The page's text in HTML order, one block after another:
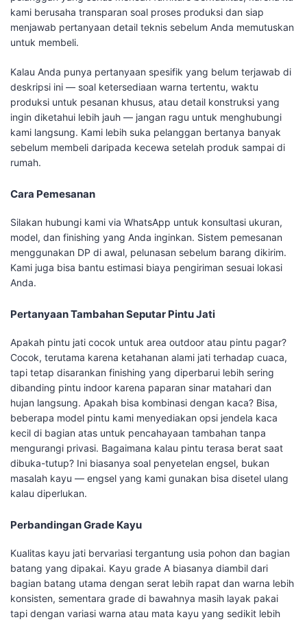
kami berusaha transparan soal proses produksi dan siap
menjawab pertanyaan detail teknis sebelum Anda memutuskan
untuk membeli.
Kalau Anda punya pertanyaan spesifik yang belum terjawab di
deskripsi ini — soal ketersediaan warna tertentu, waktu
produksi untuk pesanan khusus, atau detail konstruksi yang
ingin diketahui lebih jauh — jangan ragu untuk menghubungi
kami langsung. Kami lebih suka pelanggan bertanya banyak
sebelum membeli daripada kecewa setelah produk sampai di
rumah.
Cara Pemesanan
Silakan hubungi kami via WhatsApp untuk konsultasi ukuran,
model, dan finishing yang Anda inginkan. Sistem pemesanan
menggunakan DP di awal, pelunasan sebelum barang dikirim.
Kami juga bisa bantu estimasi biaya pengiriman sesuai lokasi
Anda.
Pertanyaan Tambahan Seputar Pintu Jati
Apakah pintu jati cocok untuk area outdoor atau pintu pagar?
Cocok, terutama karena ketahanan alami jati terhadap cuaca,
tapi tetap disarankan finishing yang diperbarui lebih sering
dibanding pintu indoor karena paparan sinar matahari dan
hujan langsung. Apakah bisa kombinasi dengan kaca? Bisa,
beberapa model pintu kami menyediakan opsi jendela kaca
kecil di bagian atas untuk pencahayaan tambahan tanpa
mengurangi privasi. Bagaimana kalau pintu terasa berat saat
dibuka-tutup? Ini biasanya soal penyetelan engsel, bukan
masalah kayu — engsel yang kami gunakan bisa disetel ulang
kalau diperlukan.
Perbandingan Grade Kayu
Kualitas kayu jati bervariasi tergantung usia pohon dan bagian
batang yang dipakai. Kayu grade A biasanya diambil dari
bagian batang utama dengan serat lebih rapat dan warna lebih
konsisten, sementara grade di bawahnya masih layak pakai
tapi dengan variasi warna atau mata kayu yang sedikit lebih